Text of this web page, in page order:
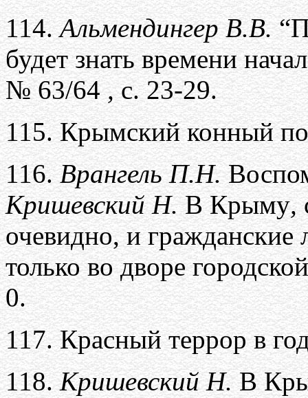
114.Альмендингер В.В.
будет знать времени
№ 63/64,с. 23-29.
115.Крымский конный
116.Врангель П.Н.
Кришевский Н.В Крыму,
очевидно, и
только во дворе
0.
117.Красный террор в
118.Кришевский Н.В